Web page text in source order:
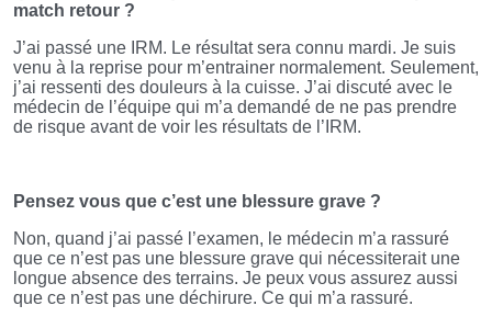
match retour ?
J’ai passé une IRM. Le résultat sera connu mardi. Je suis
venu à la reprise pour m’entrainer normalement. Seulement,
j’ai ressenti des douleurs à la cuisse. J’ai discuté avec le
médecin de l’équipe qui m’a demandé de ne pas prendre
de risque avant de voir les résultats de l’IRM.
Pensez vous que c’est une blessure grave ?
Non, quand j’ai passé l’examen, le médecin m’a rassuré
que ce n’est pas une blessure grave qui nécessiterait une
longue absence des terrains. Je peux vous assurez aussi
que ce n’est pas une déchirure. Ce qui m’a rassuré.